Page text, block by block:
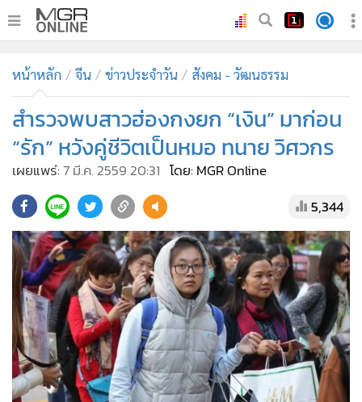
ทันเหตุการณ์
• ภาคใต้
ภูมิภาค
Online Section
• ผู้จัดการรายวัน
• คอลัมนิสต์
• ละคร
CbizReview
• Cyber BIZ
• ผู้จัดกวน
• Good health & Well-being
• Green Innovation & SD
หน้าหลัก จีน ข่าวประจำวัน สังคม - วัฒนธรรม
สำรวจพบสาวฮ่องกงยก “เงิน” มาก่อน
“รัก” หวังคู่ชีวิตเป็นหมอ ทนาย วิศวกร
เผยแพร่:7 มี.ค. 2559 20:31 โดย: MGR Online
5,344